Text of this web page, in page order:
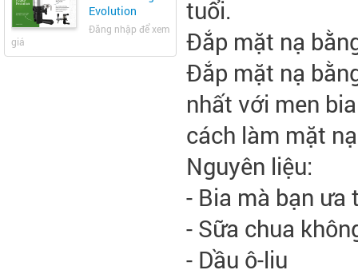
Evolution
Đăng nhập để xem
giá
tuổi.
Đắp mặt nạ
Đắp mặt nạ
nhất với men
cách làm mặt
Nguyên liệu:
- Bia mà bạn ưa
- Sữa chua
- Dầu ô-liu